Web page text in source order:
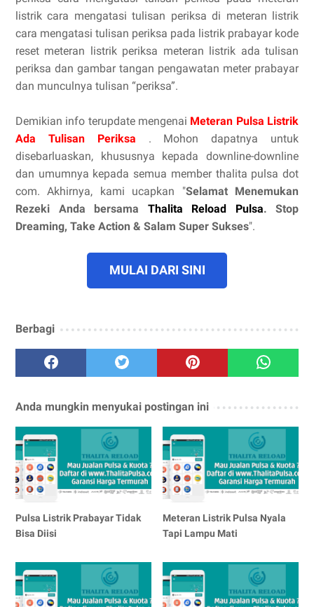
listrik cara mengatasi tulisan periksa di meteran listrik
cara mengatasi tulisan periksa pada listrik prabayar kode
reset meteran listrik periksa meteran listrik ada tulisan
periksa dan gambar tangan pengawatan meter prabayar
dan munculnya tulisan “periksa”.
Demikian info terupdate mengenai Meteran Pulsa Listrik
Ada Tulisan Periksa . Mohon dapatnya untuk
disebarluaskan, khususnya kepada downline-downline
dan umumnya kepada semua member thalita pulsa dot
com. Akhirnya, kami ucapkan "Selamat Menemukan
Rezeki Anda bersama Thalita Reload Pulsa. Stop
Dreaming, Take Action & Salam Super Sukses".
MULAI DARI SINI
Berbagi
Anda mungkin menyukai postingan ini
Pulsa Listrik Prabayar Tidak
Bisa Diisi
Meteran Listrik Pulsa Nyala
Tapi Lampu Mati